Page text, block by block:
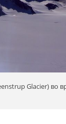
Glacier) во